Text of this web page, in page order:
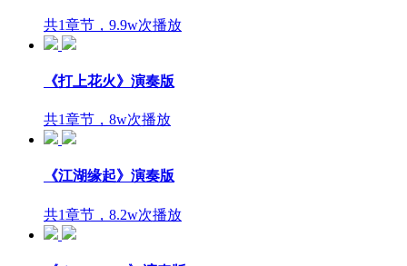
共1章节，9.9w次播放
《打上花火》演奏版
共1章节，8w次播放
《江湖缘起》演奏版
共1章节，8.2w次播放